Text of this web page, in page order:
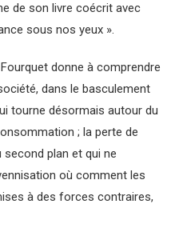
de son livre coécrit avec
sous nos yeux ».
donne à comprendre
dans le basculement
tourne désormais autour du
; la perte de
second plan et qui ne
où comment les
à des forces contraires,